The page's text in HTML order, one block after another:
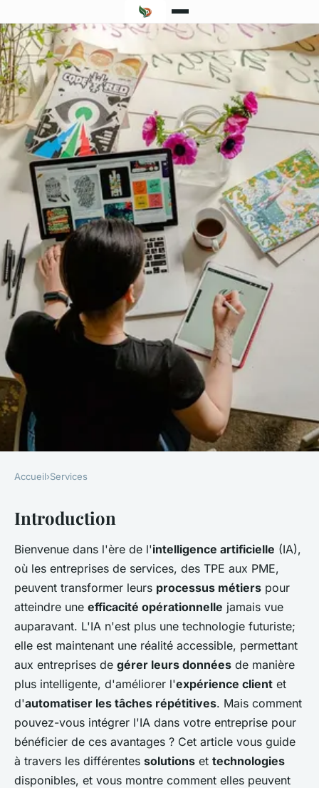
Comment les entreprises de
services peuvent-elles
intégrer l'IA pour optimiser les
processus métiers?
Lola•20 mai 2024 •6 min de lecture
Accueil›Services
Introduction
Bienvenue dans l'ère de l'intelligence artificielle (IA),
où les entreprises de services, des TPE aux PME,
peuvent transformer leurs processus métiers pour
atteindre une efficacité opérationnelle jamais vue
auparavant. L'IA n'est plus une technologie futuriste;
elle est maintenant une réalité accessible, permettant
aux entreprises de gérer leurs données de manière
plus intelligente, d'améliorer l'expérience client et
d'automatiser les tâches répétitives. Mais comment
pouvez-vous intégrer l'IA dans votre entreprise pour
bénéficier de ces avantages ? Cet article vous guide
à travers les différentes solutions et technologies
disponibles, et vous montre comment elles peuvent